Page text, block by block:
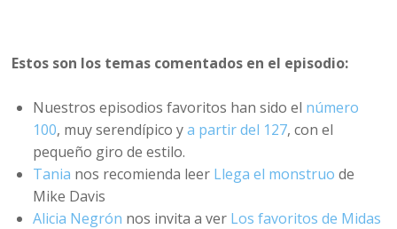
Estos son los temas comentados en el episodio:
Nuestros episodios favoritos han sido el número
100, muy serendípico ya partir del 127, con el
pequeño giro de estilo.
Tania nos recomienda leer Llega el monstruo de
Mike Davis
Alicia Negrón nos invita a ver Los favoritos de Midas